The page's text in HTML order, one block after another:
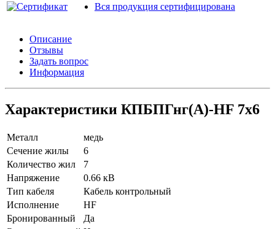
Вся продукция сертифицирована
Описание
Отзывы
Задать вопрос
Информация
Характеристики КПБПГнг(A)-HF 7х6
Металл
медь
Сечение жилы
6
Количество жил
7
Напряжение
0.66 кВ
Тип кабеля
Кабель контрольный
Исполнение
HF
Бронированный
Да